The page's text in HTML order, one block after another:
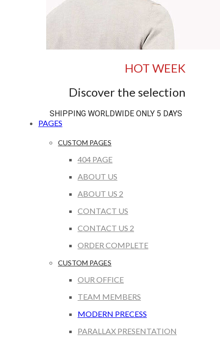
HOT WEEK
Discover the selection
SHIPPING WORLDWIDE ONLY 5 DAYS
PAGES
CUSTOM PAGES
404 PAGE
ABOUT US
ABOUT US 2
CONTACT US
CONTACT US 2
ORDER COMPLETE
CUSTOM PAGES
OUR OFFICE
TEAM MEMBERS
MODERN PRECESS
PARALLAX PRESENTATION